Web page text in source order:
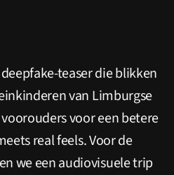
teaser die blikken
van Limburgse
voor een betere
real feels. Voor de
we een audiovisuele trip